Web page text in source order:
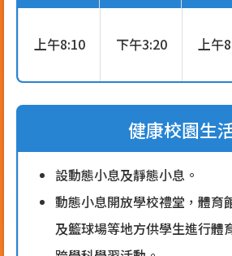
上午8:10 下午3:20 上午
健康校園生
設動態小息及靜態小息。
動態小息開放學校禮堂，體育
及籃球場等地方供學生進行體